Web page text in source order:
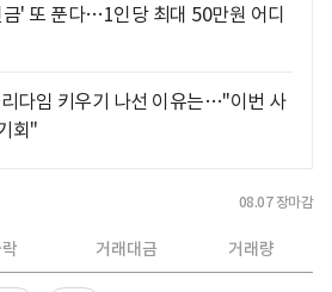
' 또 푼다…1인당 최대 50만원 어디
다임 키우기 나선 이유는…"이번 사
회"
08.07 장마감
거래대금 거래량